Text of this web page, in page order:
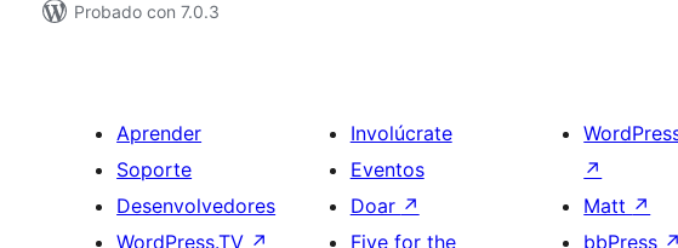
Probado con 7.0.3
Aprender
Soporte
Desenvolvedores
WordPress.TV ↗
Involúcrate
Eventos
Doar ↗
Five for the
↗
Matt ↗
bbPress ↗